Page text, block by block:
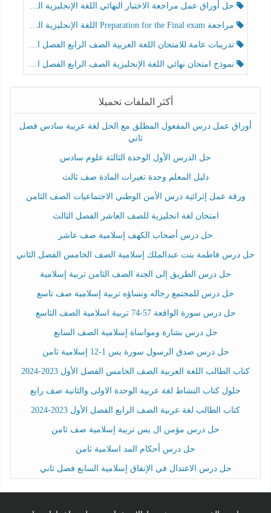
حل أوراق عمل مراجعة الاختبار النهائي اللغة الإنجليزية الصف الرابع الفصل الثالث
مراجعة Preparation for the Final exam اللغة الإنجليزية الصف الرابع الفصل الثالث
تدريبات عامة للامتحان اللغة العربية الصف الرابع الفصل الثالث
نموذج امتحان نهائي اللغة الإنجليزية الصف الرابع الفصل الثالث
أكثر الملفات تحميلا
أوراق عمل درس المفعول المطلق مع الحل لغة عربية سادس فصل
ثاني
حل الدرس الأول الوحدة الثالثة علوم سادس
دليل المعلم وحدة تغيرات المادة صف ثالث
ورقة عمل إثرائية درس الأمن الوطني الاجتماعيات الصف الثامن
امتحان لغة انجليزية للصف العاشر الفصل الثالث
حل درس أصحاب الكهف إسلامية صف عاشر
حل درس فاطمة بنت عبدالملك إسلامية الصف الخامس الفصل الثاني
حل درس الطريق إلى الجنة الصف الثامن تربية إسلامية
حل درس للمجتمع رجاله ونساؤه تربية إسلامية صف تاسع
حل درس سورة الواقعة 57-74 تربية اسلامية الصف التاسع
حل درس بشارة ومواساة إسلامية الصف السابع
حل درس صدق الرسول سورة يس 1-12 إسلامية ثامن
كتاب الطالب اللغة العربية الصف الخامس الفصل الأول 2023-2024
حلول كتاب النشاط لغة عربية الوحدة الاولى والثانية صف رابع
كتاب الطالب لغة عربية الصف الرابع الفصل الأول 2023-2024
حل درس مؤمن ال يس تربية إسلامية صف ثامن
حل درس أحكام المد اسلامية ثامن
حل درس الاعتدال في الإنفاق إسلامية السابع فصل ثاني